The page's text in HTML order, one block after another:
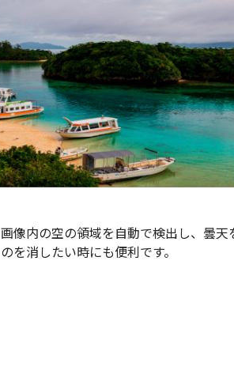
画像内の空の領域を自動で検出し、曇
のを消したい時にも便利です。